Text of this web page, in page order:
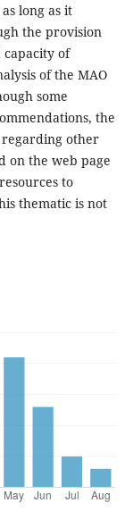
long as it
the provision
capacity of
of the MAO
some
the
regarding other
on the web page
to
thematic is not